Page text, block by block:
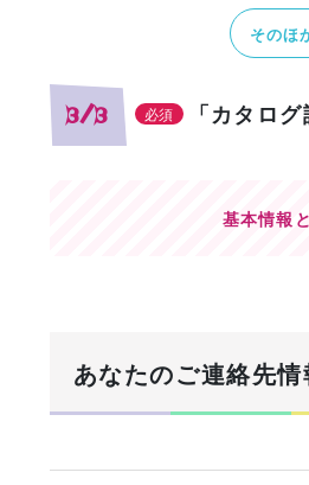
そのほ
3/3 必須 「カタロ
基本情報
あなたのご連絡先情